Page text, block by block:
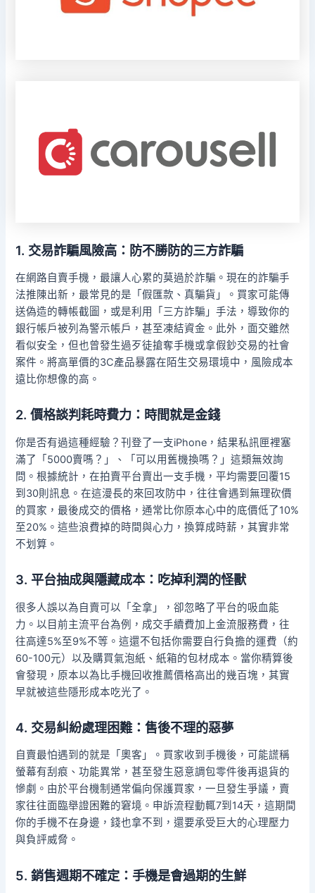
1. 交易詐騙風險高：防不勝防的三方詐騙
在網路自賣手機，最讓人心累的莫過於詐騙。現在的詐騙手
法推陳出新，最常見的是「假匯款、真騙貨」。買家可能傳
送偽造的轉帳截圖，或是利用「三方詐騙」手法，導致你的
銀行帳戶被列為警示帳戶，甚至凍結資金。此外，面交雖然
看似安全，但也曾發生過歹徒搶奪手機或拿假鈔交易的社會
案件。將高單價的3C產品暴露在陌生交易環境中，風險成本
遠比你想像的高。
2. 價格談判耗時費力：時間就是金錢
你是否有過這種經驗？刊登了一支iPhone，結果私訊匣裡塞
滿了「5000賣嗎？」、「可以用舊機換嗎？」這類無效詢
問。根據統計，在拍賣平台賣出一支手機，平均需要回覆15
到30則訊息。在這漫長的來回攻防中，往往會遇到無理砍價
的買家，最後成交的價格，通常比你原本心中的底價低了10%
至20%。這些浪費掉的時間與心力，換算成時薪，其實非常
不划算。
3. 平台抽成與隱藏成本：吃掉利潤的怪獸
很多人誤以為自賣可以「全拿」，卻忽略了平台的吸血能
力。以目前主流平台為例，成交手續費加上金流服務費，往
往高達5%至9%不等。這還不包括你需要自行負擔的運費（約
60-100元）以及購買氣泡紙、紙箱的包材成本。當你精算後
會發現，原本以為比手機回收推薦價格高出的幾百塊，其實
早就被這些隱形成本吃光了。
4. 交易糾紛處理困難：售後不理的惡夢
自賣最怕遇到的就是「奧客」。買家收到手機後，可能謊稱
螢幕有刮痕、功能異常，甚至發生惡意調包零件後再退貨的
慘劇。由於平台機制通常偏向保護買家，一旦發生爭議，賣
家往往面臨舉證困難的窘境。申訴流程動輒7到14天，這期間
你的手機不在身邊，錢也拿不到，還要承受巨大的心理壓力
與負評威脅。
5. 銷售週期不確定：手機是會過期的生鮮